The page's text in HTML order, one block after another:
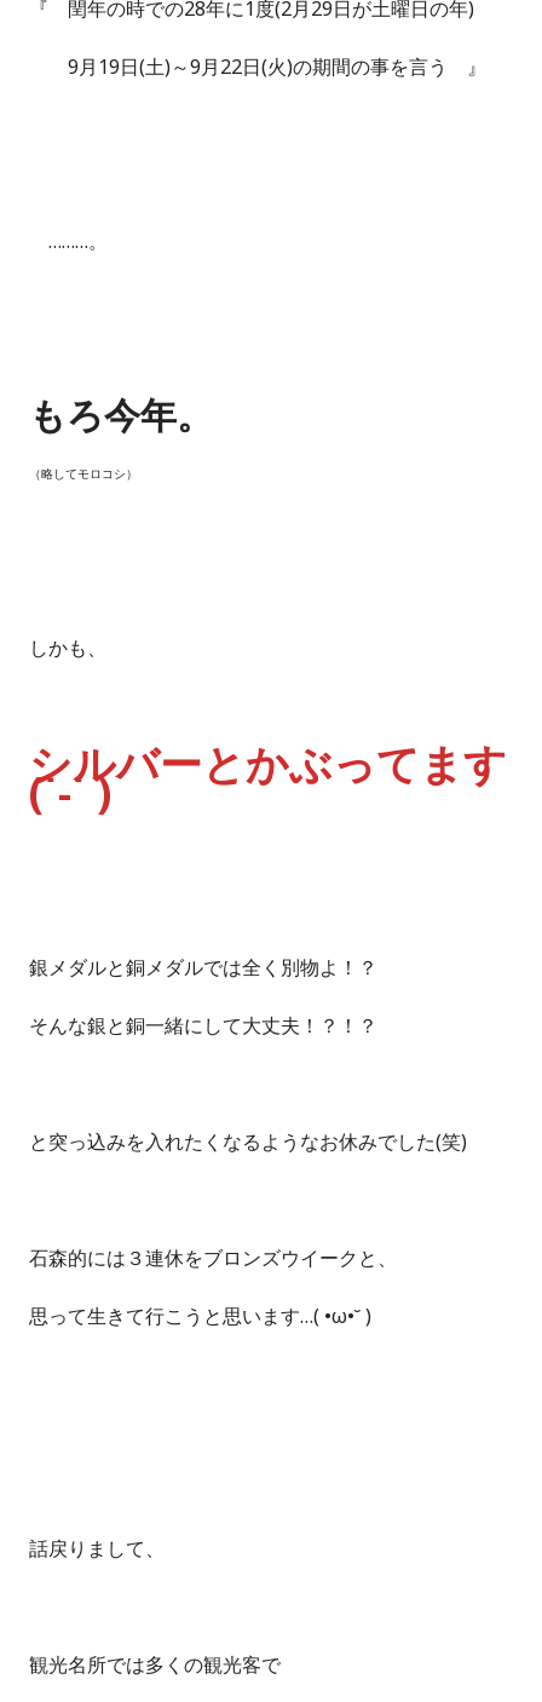
『 閏年の時での28年に1度(2月29日が土曜日の年)
9月19日(土)～9月22日(火)の期間の事を言う 』
………。
もろ今年。
（略してモロコシ）
しかも、
シルバーとかぶってます
(˙-˙ )
銀メダルと銅メダルでは全く別物よ！？
そんな銀と銅一緒にして大丈夫！？！？
と突っ込みを入れたくなるようなお休みでした(笑)
石森的には３連休をブロンズウイークと、
思って生きて行こうと思います…( •ω•˘ )
話戻りまして、
観光名所では多くの観光客で